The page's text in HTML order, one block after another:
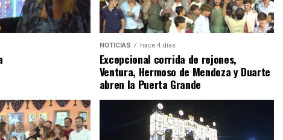
NOTICIAS hace 4 días
Excepcional corrida de rejones,
Ventura, Hermoso de Mendoza y Duarte
abren la Puerta Grande